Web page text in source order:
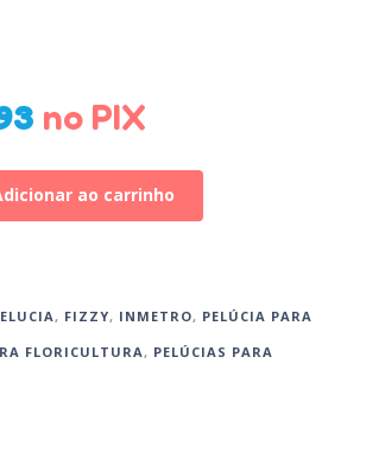
no PIX
ao carrinho
, FIZZY, INMETRO, PELÚCIA PARA
FLORICULTURA , PELÚCIAS PARA